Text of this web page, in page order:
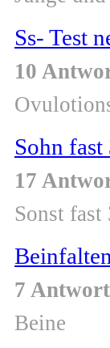
Ss- Test
10
Sohn
17
Sonst
7
Beine